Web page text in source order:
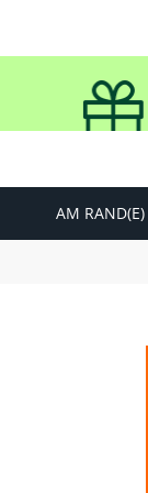
AM